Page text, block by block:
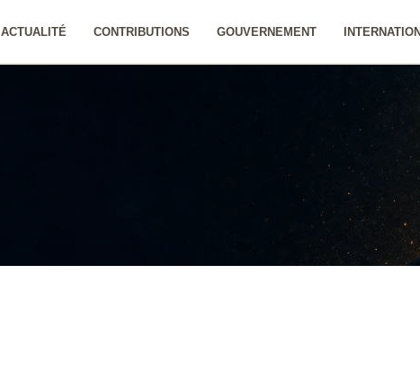
ACTUALITÉ CONTRIBUTIONS GOUVERNEMENT